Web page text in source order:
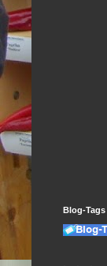
Blog-Tags